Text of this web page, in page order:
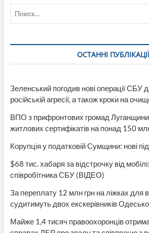
ОСТАННІ
Зеленський погодив нові операції СБУ
російській агресії, а також кроки на
ВПО з прифронтових громад
житлових сертифікатів на понад 150
Корупція у податковій Сумщини: нові
$68 тис. хабаря за відстрочку від
співробітника СБУ (ВІДЕО)
За переплату 12 млн грн на ліжках для
судитимуть двох екскерівників
Майже 1,4 тисяч правоохоронців